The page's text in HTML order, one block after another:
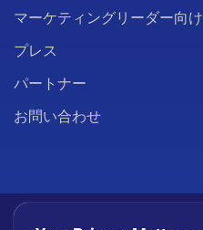
マーケティングリーダー向け
プレス
パートナー
お問い合わせ